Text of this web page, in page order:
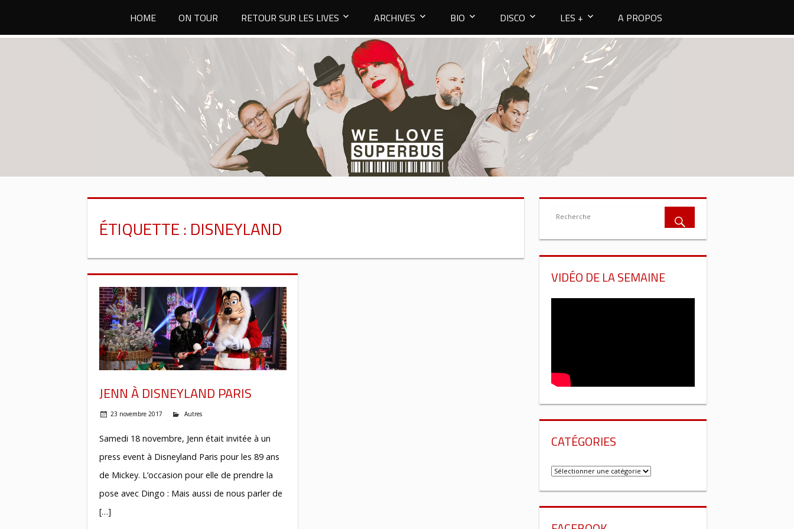
contenu
HOME ON TOUR RETOUR SUR LES LIVES ARCHIVES BIO DISCO LES + A PROPOS
ÉTIQUETTE : DISNEYLAND
JENN À DISNEYLAND PARIS
23 novembre 2017 Autres
Samedi 18 novembre, Jenn était invitée à un
press event à Disneyland Paris pour les 89 ans
de Mickey. L’occasion pour elle de prendre la
pose avec Dingo : Mais aussi de nous parler de
[…]
VIDÉO DE LA SEMAINE
CATÉGORIES
Catégories